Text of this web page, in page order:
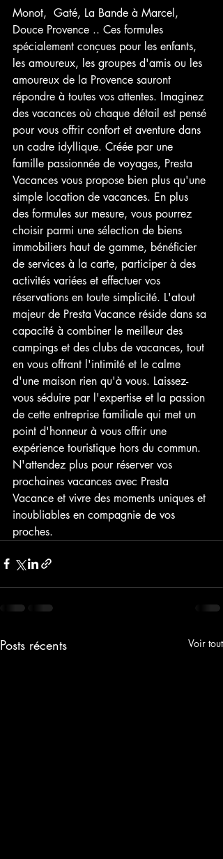
Monot,  Gaté, La Bande à Marcel,
Douce Provence .. Ces formules
spécialement conçues pour les enfants,
les amoureux, les groupes d'amis ou les
amoureux de la Provence sauront
répondre à toutes vos attentes. Imaginez
des vacances où chaque détail est pensé
pour vous offrir confort et aventure dans
un cadre idyllique. Créée par une
famille passionnée de voyages, Presta
Vacances vous propose bien plus qu'une
simple location de vacances. En plus
des formules sur mesure, vous pourrez
choisir parmi une sélection de biens
immobiliers haut de gamme, bénéficier
de services à la carte, participer à des
activités variées et effectuer vos
réservations en toute simplicité. L'atout
majeur de Presta Vacance réside dans sa
capacité à combiner le meilleur des
campings et des clubs de vacances, tout
en vous offrant l'intimité et le calme
d'une maison rien qu'à vous. Laissez-
vous séduire par l'expertise et la passion
de cette entreprise familiale qui met un
point d'honneur à vous offrir une
expérience touristique hors du commun.
N'attendez plus pour réserver vos
prochaines vacances avec Presta
Vacance et vivre des moments uniques et
inoubliables en compagnie de vos
proches.
Posts récents Voir tout